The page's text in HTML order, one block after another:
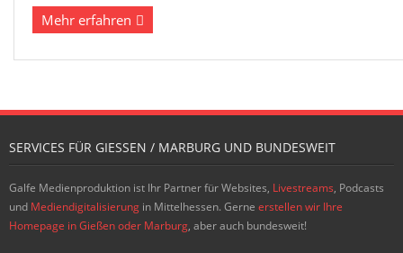
Mehr erfahren
SERVICES FÜR GIESSEN / MARBURG UND BUNDESWEIT
Galfe Medienproduktion ist Ihr Partner für Websites, Livestreams, Podcasts
und Mediendigitalisierung in Mittelhessen. Gerne erstellen wir Ihre
Homepage in Gießen oder Marburg, aber auch bundesweit!